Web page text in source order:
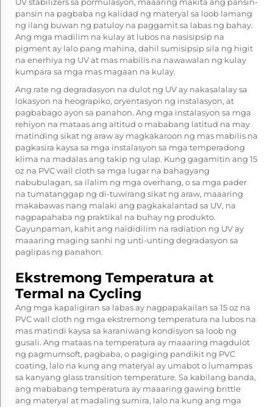
pansin na pagbaba ng kalidad ng materyal sa loob lamang
ng ilang buwan ng patuloy na paggamit sa labas ng bahay.
Ang mga madilim na kulay at lubos na nasisipsip na
pigment ay lalo pang mahina, dahil sumisipsip sila ng higit
na enerhiya ng UV at mas mabilis na nawawalan ng kulay
kumpara sa mga mas magaan na kulay.
Ang rate ng degradasyon na dulot ng UV ay nakasalalay sa
lokasyon na heograpiko, oryentasyon ng instalasyon, at
pagbabago ayon sa panahon. Ang mga instalasyon sa mga
rehiyon na mataas ang altitud o mababang latitud na may
matinding sikat ng araw ay magkakaroon ng mas mabilis na
pagkasira kaysa sa mga instalasyon sa mga temperadong
klima na madalas ang takip ng ulap. Kung gagamitin ang 15
oz na PVC wall cloth sa mga lugar na bahagyang
nabubulagan, sa ilalim ng mga overhang, o sa mga pader
na tumatanggap ng di-tuwirang sikat ng araw, maaaring
makabawas nang malaki ang pagkakalantad sa UV, na
nagpapahaba ng praktikal na buhay ng produkto.
Gayunpaman, kahit ang naididilim na radiation ng UV ay
maaaring maging sanhi ng unti-unting degradasyon sa
paglipas ng panahon.
Ekstremong Temperatura at
Termal na Cycling
Ang mga kapaligiran sa labas ay nagpapakailan sa 15 oz na
PVC wall cloth ng mga ekstremong temperatura na lubos na
mas matindi kaysa sa karaniwang kondisyon sa loob ng
gusali. Ang mataas na temperatura ay maaaring magdulot
ng pagmumsoft, pagbaba, o pagiging pandikit ng PVC
coating, lalo na kung ang materyal ay umabot o lumampas
sa kanyang glass transition temperature. Sa kabilang banda,
ang mababang temperatura ay maaaring gawing brittle
ang materyal at madaling sumira, lalo na kung ang mga